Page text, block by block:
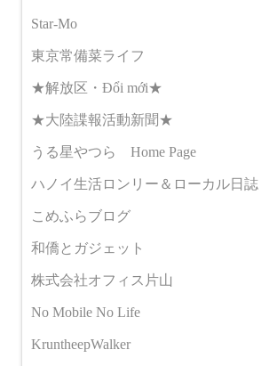
Star-Mo
東京常備菜ライフ
★解放区・Đổi mới★
★大陸諜報活動新聞★
うる星やつら Home Page
ハノイ生活ロンリー＆ローカル日誌
こめふらブログ
和僑とガジェット
株式会社オフィス片山
No Mobile No Life
KruntheepWalker